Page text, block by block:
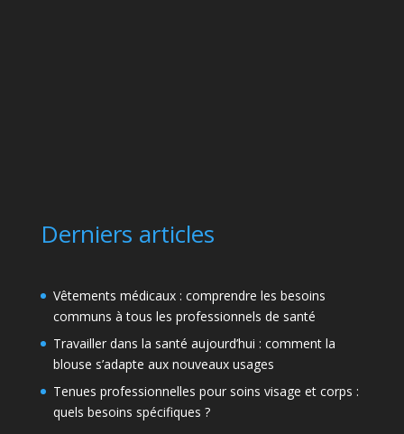
Derniers articles
Vêtements médicaux : comprendre les besoins
communs à tous les professionnels de santé
Travailler dans la santé aujourd’hui : comment la
blouse s’adapte aux nouveaux usages
Tenues professionnelles pour soins visage et corps :
quels besoins spécifiques ?